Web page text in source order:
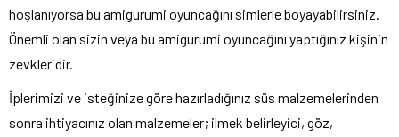
hoşlanıyorsa bu amigurumi oyuncağını simlerle boyayabilirsiniz.
Önemli olan sizin veya bu amigurumi oyuncağını yaptığınız kişinin
zevkleridir.
İplerimizi ve isteğinize göre hazırladığınız süs malzemelerinden
sonra ihtiyacınız olan malzemeler; ilmek belirleyici, göz,